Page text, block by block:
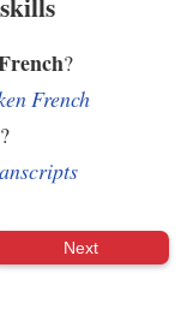
?
French
Next